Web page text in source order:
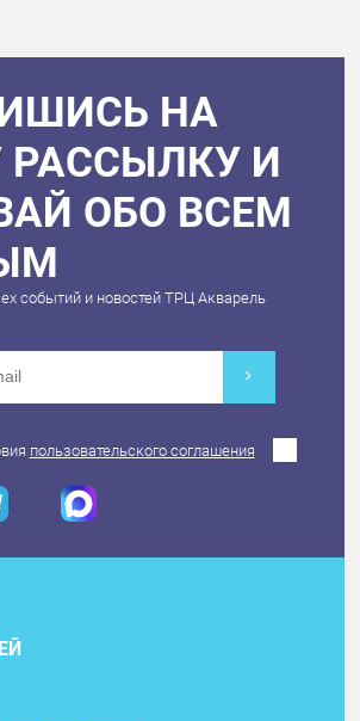
НА
И
ОБО ВСЕМ
событий и новостей ТРЦ Акварель
пользовательского соглашения